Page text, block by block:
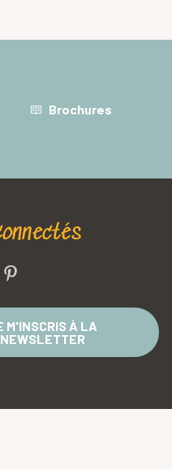
Brochures
M'INSCRIS À LA
NEWSLETTER